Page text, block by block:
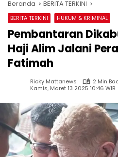
Beranda BERITA TERKINI
BERITA TERKINI HUKUM & KRIMINAL
Pembantaran
Haji Alim Jalani
Fatimah
Ricky Mattanews
2 Min
Kamis, Maret 13 2025 10:46 WIB